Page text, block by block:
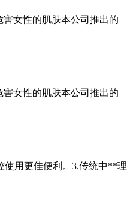
女性的肌肤本公司推出的
女性的肌肤本公司推出的
使用更佳便利。3.传统中**理